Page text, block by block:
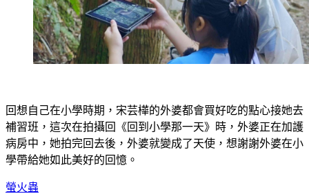
回想自己在小學時期，宋芸樺的外婆都會買好吃的點心接她去
補習班，這次在拍攝回《回到小學那一天》時，外婆正在加護
病房中，她拍完回去後，外婆就變成了天使，想謝謝外婆在小
學帶給她如此美好的回憶。
螢火蟲